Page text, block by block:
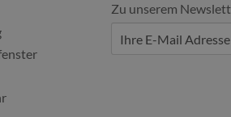
Zu unserem